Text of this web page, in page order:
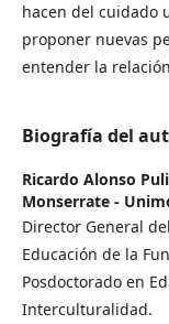
hacen del cuidado
proponer nuevas
entender la
Biografía del
Ricardo Alonso
Monserrate -
Director General
Educación de la
Posdoctorado en
Interculturalidad.